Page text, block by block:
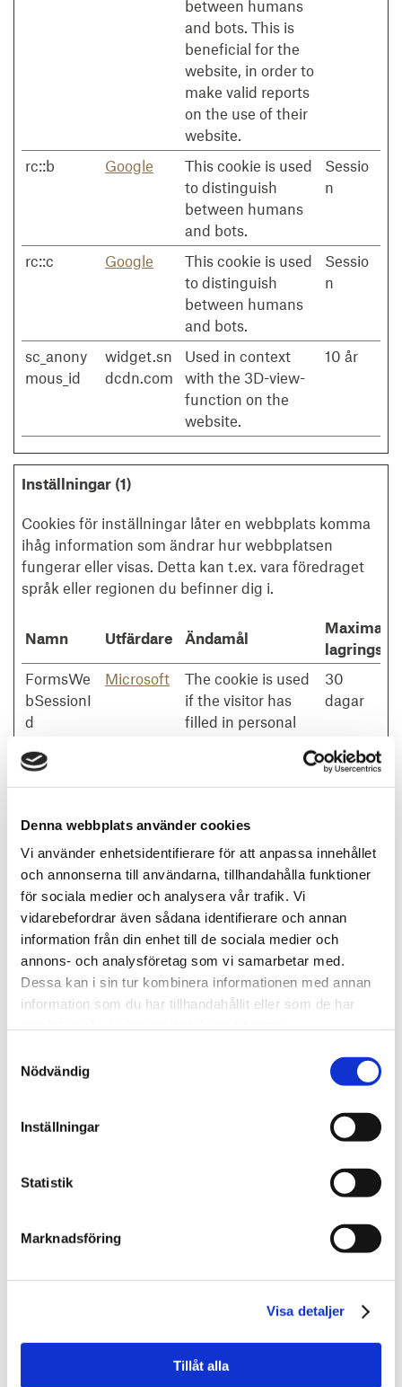
Denna webbplats använder cookies
Vi använder enhetsidentifierare för att anpassa innehållet
och annonserna till användarna, tillhandahålla funktioner
för sociala medier och analysera vår trafik. Vi
vidarebefordrar även sådana identifierare och annan
information från din enhet till de sociala medier och
annons- och analysföretag som vi samarbetar med.
Dessa kan i sin tur kombinera informationen med annan
information som du har tillhandahållit eller som de har
Nödvändig
Inställningar
Statistik
Marknadsföring
Visa detaljer
Tillåt alla
between humans
and bots. This is
beneficial for the
website, in order to
make valid reports
on the use of their
website.
rc::b Google
This cookie is used
to distinguish
between humans
and bots.
Sessio
n
rc::c Google
This cookie is used
to distinguish
between humans
and bots.
Sessio
n
sc_anony
mous_id
widget.sn
dcdn.com
Used in context
with the 3D-view-
function on the
website.
10 år
Inställningar (1)
Cookies för inställningar låter en webbplats komma
ihåg information som ändrar hur webbplatsen
fungerar eller visas. Detta kan t.ex. vara föredraget
språk eller regionen du befinner dig i.
Namn Utfärdare Ändamål
Maximal
lagringstid
FormsWe
bSessionI
d
Microsoft
The cookie is used
if the visitor has
filled in personal
information will be
automatically on
other formulas.
This process is
used to optimize
visitor experience.
30
dagar
Statistik (11)
genom att samla och rapportera in information
anonymt.
Namn
Maximal
lagringstid
_ga
webbplatsen
2 år
Used by Google
data on the
number of times a
2 år